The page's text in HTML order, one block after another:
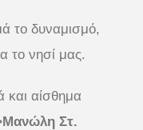
το δυναμισμό,
το νησί μας.
και αίσθημα
Στ.